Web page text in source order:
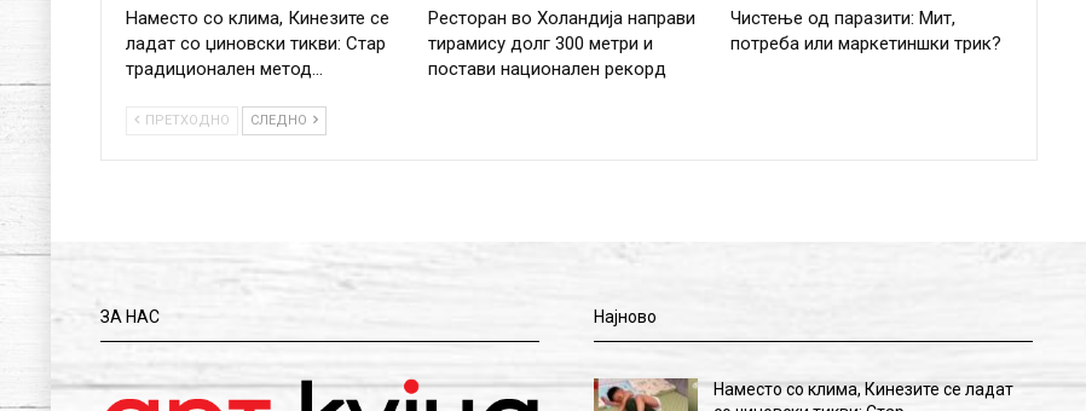
Наместо со клима, Кинезите се
ладат со џиновски тикви: Стар
традиционален метод…
Ресторан во Холандија направи
тирамису долг 300 метри и
постави национален рекорд
Чистење од паразити: Мит,
потреба или маркетиншки трик?
ПРЕТХОДНО СЛЕДНО
ЗА НАС Најново
Наместо со клима, Кинезите се ладат